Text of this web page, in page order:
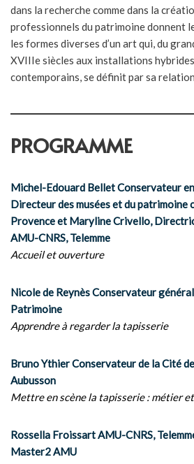
dans la recherche comme dans la
professionnels du patrimoine donnent
les formes diverses d’un art qui, du
XVIIIe siècles aux installations
contemporains, se définit par sa
PROGRAMME
Michel-Edouard Bellet Conservateur
Directeur des musées et du patrimoine
Provence et Maryline Crivello,
AMU-CNRS, Telemme
Accueil et ouverture
Nicole de Reynès Conservateur
Patrimoine
Apprendre à regarder la tapisserie
Bruno Ythier Conservateur de la Cité
Aubusson
Mettre en scène la tapisserie : métier
Rossella Froissart AMU-CNRS,
Master2 AMU